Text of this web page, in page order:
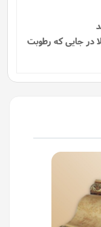
در جایی که رطوبت